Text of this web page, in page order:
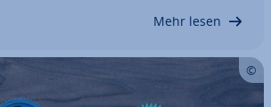
Mehr lesen